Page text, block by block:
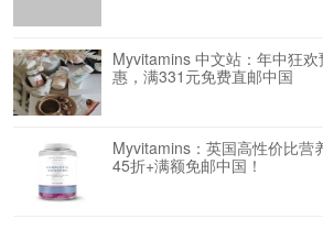
Myvitamins 中文站：年中狂
惠，满331元免费直邮中国
Myvitamins：英国高性价比营
45折+满额免邮中国！